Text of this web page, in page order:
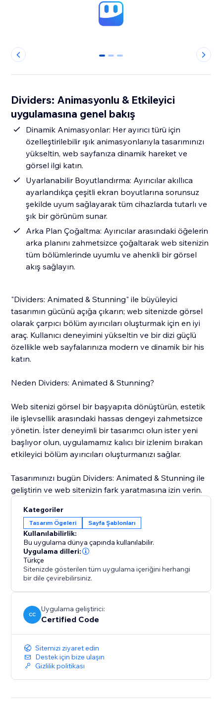
0 1 2
Dividers: Animasyonlu & Etkileyici
uygulamasına genel bakış
Dinamik Animasyonlar: Her ayırıcı türü için
özelleştirilebilir ışık animasyonlarıyla tasarımınızı
yükseltin, web sayfanıza dinamik hareket ve
görsel ilgi katın.
Uyarlanabilir Boyutlandırma: Ayırıcılar akıllıca
ayarlandıkça çeşitli ekran boyutlarına sorunsuz
şekilde uyum sağlayarak tüm cihazlarda tutarlı ve
şık bir görünüm sunar.
Arka Plan Çoğaltma: Ayırıcılar arasındaki öğelerin
arka planını zahmetsizce çoğaltarak web sitenizin
tüm bölümlerinde uyumlu ve ahenkli bir görsel
akış sağlayın.
"Dividers: Animated & Stunning" ile büyüleyici
tasarımın gücünü açığa çıkarın; web sitenizde görsel
olarak çarpıcı bölüm ayırıcıları oluşturmak için en iyi
araç. Kullanıcı deneyimini yükseltin ve bir dizi güçlü
özellikle web sayfalarınıza modern ve dinamik bir his
katın.
Neden Dividers: Animated & Stunning?
Web sitenizi görsel bir başyapıta dönüştürün, estetik
ile işlevsellik arasındaki hassas dengeyi zahmetsizce
yönetin. İster deneyimli bir tasarımcı olun ister yeni
başlıyor olun, uygulamamız kalıcı bir izlenim bırakan
etkileyici bölüm ayırıcıları oluşturmanızı sağlar.
Tasarımınızı bugün Dividers: Animated & Stunning ile
geliştirin ve web sitenizin fark yaratmasına izin verin.
Kategoriler
Tasarım Ögeleri Sayfa Şablonları
Kullanılabilirlik:
Bu uygulama dünya çapında kullanılabilir.
Uygulama dilleri:
Türkçe
Sitenizde gösterilen tüm uygulama içeriğini herhangi
bir dile çevirebilirsiniz.
CC
Uygulama geliştirici:
Certified Code
Sitemizi ziyaret edin
Destek için bize ulaşın
Gizlilik politikası